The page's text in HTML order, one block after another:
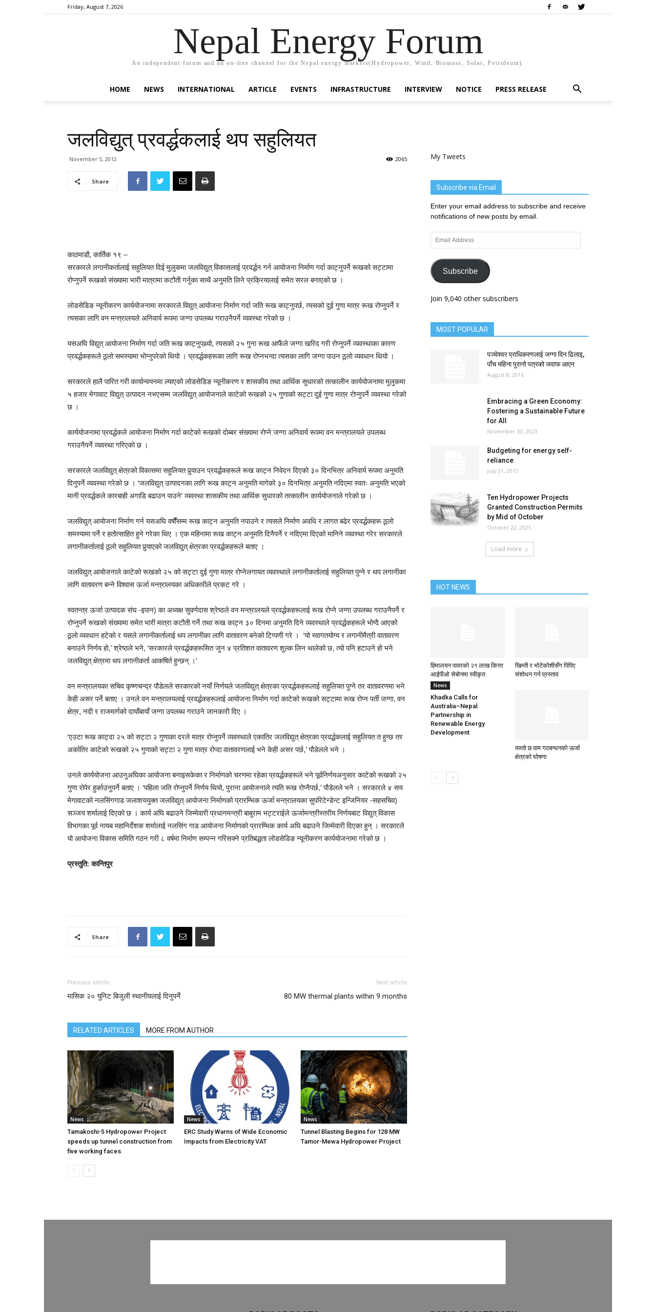
Friday, August 7, 2026
Nepal Energy Forum
An independent forum and an on-line channel for the Nepal energy markets(Hydropower, Wind, Biomass, Solar, Petroleum).
HOME NEWS INTERNATIONAL ARTICLE EVENTS INFRASTRUCTURE INTERVIEW NOTICE PRESS RELEASE
जलविद्युत् प्रवर्द्धकलाई थप सहुलियत
November 5, 2012 2065
Share
काठमाडौ, कार्तिक १९ –
सरकारले लगानीकर्तालाई सहुलियत दिई मुलुकमा जलविद्युत् विकासलाई प्रवर्द्धन गर्न आयोजना निर्माण गर्दा काट्नुपर्ने रूखको सट्टामा
रोप्नुपर्ने रूखको संख्यामा भारी मात्रामा कटौती गर्नुका साथै अनुमति लिने प्रक्रियालाई समेत सरल बनाएको छ ।
लोडसेडिङ न्यूनीकरण कार्ययोजनामा सरकारले विद्युत् आयोजना निर्माण गर्दा जति रूख काट्नुपर्छ, त्यसको दुई गुणा मात्र रूख रोप्नुपर्ने र
त्यसका लागि वन मन्त्रालयले अनिवार्य रूपमा जग्गा उपलब्ध गराउनैपर्ने व्यवस्था गरेको छ ।
यसअघि विद्युत् आयोजना निर्माण गर्दा जति रूख काट्नुपथ्र्यो, त्यसको २५ गुना रूख आफैंले जग्गा खरिद गरी रोप्नुपर्ने व्यवस्थाका कारण
प्रवर्द्धकहरूले ठूलो समस्यामा भोग्नुपरेको थियो । प्रवर्द्धकहरूका लागि रूख रोप्नभन्दा त्यसका लागि जग्गा पाउन ठूलो व्यवधान थियो ।
सरकारले हालै पारित गरी कार्यान्वयनमा ल्याएको लोडसेडिङ न्यूनीकरण र शासकीय तथा आर्थिक सुधारको तत्कालीन कार्ययोजनामा मुलुकमा
५ हजार मेगावाट विद्युत् उत्पादन नभएसम्म जलविद्युत् आयोजनाले काटेको रूखको २५ गुणाको सट्टा दुई गुणा मात्र रोप्नुपर्ने व्यवस्था गरेको
छ ।
कार्ययोजनामा प्रवर्द्धकले आयोजना निर्माण गर्दा काटेको रूखको दोब्बर संख्यामा रोप्ने जग्गा अनिवार्य रूपमा वन मन्त्रालयले उपलब्ध
गराउनैपर्ने व्यवस्था गरिएको छ ।
सरकारले जलविद्युत् क्षेत्रको विकासमा सहुलियत पुर्‍याउन प्रवर्द्धकहरूले रूख काट्न निवेदन दिएको ३० दिनभित्र अनिवार्य रूपमा अनुमति
दिनुपर्ने व्यवस्था गरेको छ । ‘जलविद्युत् उत्पादनका लागि रूख काट्न अनुमति मागेको ३० दिनभित्र अनुमति नदिएमा स्वतः अनुमति भएको
मानी प्रवर्द्धकले कारबाही अगाडि बढाउन पाउने’ व्यवस्था शासकीय तथा आर्थिक सुधारको तत्कालीन कार्ययोजनाले गरेको छ ।
जलविद्युत् आयोजना निर्माण गर्न यसअघि वर्षौंसम्म रूख काट्न अनुमति नपाउने र त्यसले निर्माण अवधि र लागत बढेर प्रवर्द्धकहरू ठूलो
समस्यामा पर्ने र हतोत्साहित हुने गरेका थिए । एक महिनामा रूख काट्न अनुमति दिनैपर्ने र नदिएमा दिएको मानिने व्यवस्था गरेर सरकारले
लगानीकर्तालाई ठूलो सहुलियत पुर्‍याएको जलविद्युत् क्षेत्रका प्रवर्द्धकहरूले बताए ।
जलविद्युत् आयोजनाले काटेको रूखको २५ को सट्टा दुई गुणा मात्र रोप्नेलगायत व्यवस्थाले लगानीकर्तालाई सहुलियत पुग्ने र थप लगानीका
लागि वातावरण बन्ने विश्वास ऊर्जा मन्त्रालयका अधिकारीले प्रकट गरे ।
स्वतन्त्र ऊर्जा उत्पादक संघ -इपान) का अध्यक्ष सुवर्णदास श्रेष्ठले वन मन्त्रालयले प्रवर्द्धकहरूलाई रूख रोप्ने जग्गा उपलब्ध गराउनैपर्ने र
रोप्नुपर्ने रूखको संख्यामा समेत भारी मात्रा कटौती गर्ने तथा रूख काट्न ३० दिनमा अनुमति दिने व्यवस्थाले प्रवर्द्धकहरूले भोग्दै आएको
ठूलो व्यवधान हटेको र यसले लगानीकर्तालाई थप लगानीका लागि वातावरण बनेको टिप्पणी गरे । ‘यो स्वागतयोग्य र लगानीमैत्री वातावरण
बनाउने निर्णय हो,’ श्रेष्ठले भने, ‘सरकारले प्रवर्द्धकहरूसित जुन ४ प्रतिशत वातावरण शुल्क लिन थालेको छ, त्यो पनि हटाउने हो भने
जलविद्युत् क्षेत्रमा थप लगानीकर्ता आकषिर्त हुन्छन् ।’
वन मन्त्रालयका सचिव कृष्णचन्द्र पौडेलले सरकारको नयाँ निर्णयले जलविद्युत् क्षेत्रका प्रवर्द्धकहरूलाई सहुलियत पुग्ने तर वातावरणमा भने
केही असर पर्ने बताए । उनले वन मन्त्रालयलाई प्रवर्द्धकहरूलाई आयोजना निर्माण गर्दा काटेको रूखको सट्टामा रूख रोप्न पर्ती जग्गा, वन
क्षेत्र, नदी र राजमार्गको दायाँबायाँ जग्गा उपलब्ध गराउने जानकारी दिए ।
‘एउटा रूख काट्दा २५ को सट्टा २ गुणाका दरले मात्र रोप्नुपर्ने व्यवस्थाले एकातिर जलविद्युत् क्षेत्रका प्रवर्द्धकलाई सहुलियत त हुन्छ तर
अर्कातिर काटेको रूखको २५ गुणाको सट्टा २ गुणा मात्र रोप्दा वातावरणलाई भने केही असर पर्छ,’ पौडेलले भने ।
उनले कार्ययोजना आउनुअघिका आयोजना बनाइसकेका र निर्माणको चरणमा रहेका प्रवर्द्धकहरूले भने पूर्वनिर्णयअनुसार काटेको रूखको २५
गुणा रोपेर हुर्काउनुपर्ने बताए । ‘पहिला जति रोप्नुपर्ने निर्णय थियो, पुराना आयोजनाले त्यति रूख रोप्नैपर्छ,’ पौडेलले भने । सरकारले ४ सय
मेगावाटको नलसिंगगाड जलाशययुक्त जलविद्युत् आयोजना निर्माणको प्रारम्भिक ऊर्जा मन्त्रालयका सुपरिटेन्डेन्ट इन्जिनियर -सहसचिव)
सञ्जय शर्मालाई दिएको छ । कार्य अघि बढाउने जिम्मेवारी प्रधानमन्त्री बाबुराम भट्टराईले ऊर्जामन्त्रीस्तरीय निर्णयबाट विद्युत् विकास
विभागका पूर्व नायब महानिर्देशक शर्मालाई नलसिंग गाड आयोजना निर्माणको प्रारम्भिक कार्य अघि बढाउने जिम्मेवारी दिएका हुन् । सरकारले
यो आयोजना विकास समिति गठन गरी ८ वर्षमा निर्माण सम्पन्न गरिसक्ने प्रतिबद्धता लोडसेडिङ न्यूनीकरण कार्ययोजनामा गरेको छ ।
प्रस्तुति:कान्तिपुर
Share
Previous article
मासिक २० युनिट बिजुली स्थानीयलाई दिनुपर्ने
Next article
80 MW thermal plants within 9 months
RELATED ARTICLES MORE FROM AUTHOR
News
Tamakoshi-5 Hydropower Project
speeds up tunnel construction from
five working faces
News
ERC Study Warns of Wide Economic
Impacts from Electricity VAT
News
Tunnel Blasting Begins for 128 MW
Tamor-Mewa Hydropower Project
My Tweets
Subscribe via Email
Enter your email address to subscribe and receive
notifications of new posts by email.
Email
Address
Subscribe
Join 9,040 other subscribers
MOST POPULAR
पञ्चेश्वर प्राधिकरणलाई जग्गा दिन ढिलाइ,
पाँच महिना पुरानो पत्रको जवाफ आएन
August 8, 2016
Embracing a Green Economy:
Fostering a Sustainable Future
for All
November 30, 2023
Budgeting for energy self-
reliance
July 31, 2015
Ten Hydropower Projects
Granted Construction Permits
by Mid of October
October 22, 2025
Load more
HOT NEWS
हिमालयन पावरको २१ लाख कित्ता
आईपीओ सेबोनमा स्वीकृत
खिम्ती र भोटेकोशीसँग पिपिए
संशोधन गर्न प्रस्ताव
News
Khadka Calls for
Australia–Nepal
Partnership in
Renewable Energy
Development
यस्तो छ वाम गठबन्धनको ऊर्जा
क्षेत्रको घोषणा